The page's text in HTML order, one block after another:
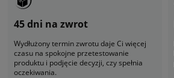
45 dni na zwrot
Wydłużony termin zwrotu daje Ci więcej
czasu na spokojne przetestowanie
produktu i podjęcie decyzji, czy spełnia
oczekiwania.